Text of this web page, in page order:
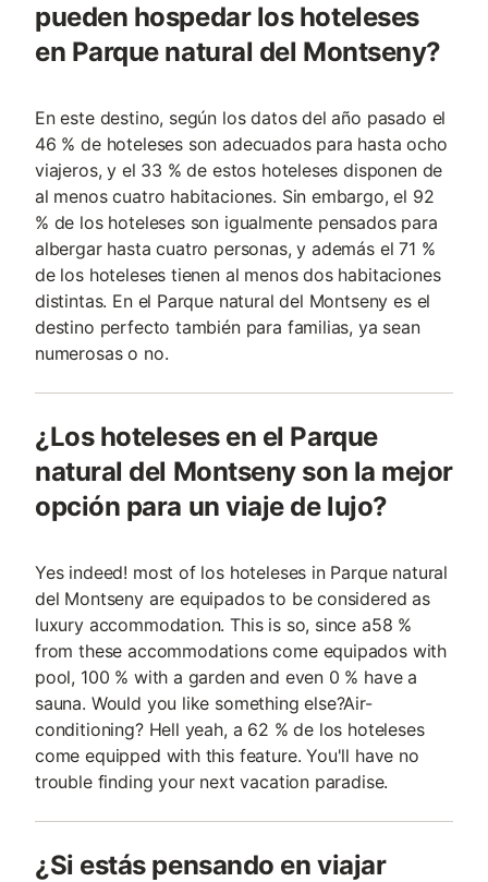
pueden hospedar los hoteleses
en Parque natural del Montseny?
En este destino, según los datos del año pasado el
46 % de hoteleses son adecuados para hasta ocho
viajeros, y el 33 % de estos hoteleses disponen de
al menos cuatro habitaciones. Sin embargo, el 92
% de los hoteleses son igualmente pensados para
albergar hasta cuatro personas, y además el 71 %
de los hoteleses tienen al menos dos habitaciones
distintas. En el Parque natural del Montseny es el
destino perfecto también para familias, ya sean
numerosas o no.
¿Los hoteleses en el Parque
natural del Montseny son la mejor
opción para un viaje de lujo?
Yes indeed! most of los hoteleses in Parque natural
del Montseny are equipados to be considered as
luxury accommodation. This is so, since a58 %
from these accommodations come equipados with
pool, 100 % with a garden and even 0 % have a
sauna. Would you like something else?Air-
conditioning? Hell yeah, a 62 % de los hoteleses
come equipped with this feature. You'll have no
trouble finding your next vacation paradise.
¿Si estás pensando en viajar